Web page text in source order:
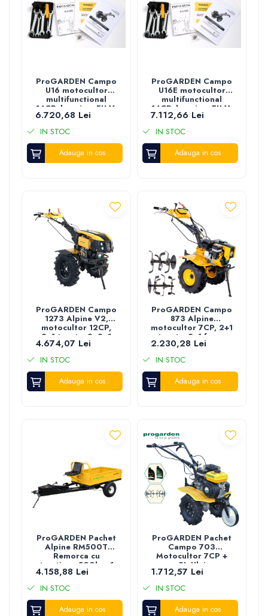
ProGARDEN Campo
U16 motocultor
multifunctional
14CP, benzina, EU V,
pornire la sfoara,
3+2 viteze, reductor
6.720,68 Lei
IN STOC
Adauga in cos
ProGARDEN Campo
U16E motocultor
multifunctional
14CP, benzina, EU V,
pornire electrica,
3+2 viteze, reductor
7.112,66 Lei
IN STOC
Adauga in cos
ProGARDEN Campo
1273 Alpine V2,
motocultor 12CP,
2+1 trepte, 2+2+1
freze, roti 6.00-12,
diesel, EU V, pornire
electrica, 2 prize
putere
4.674,07 Lei
IN STOC
Adauga in cos
ProGARDEN Campo
873 Alpine
motocultor 7CP, 2+1
trepte, 2+1 freze,
benzina, roti ATV, 2
prize putere
2.230,28 Lei
IN STOC
Adauga in cos
ProGARDEN Pachet
Alpine RM500T
Remorca cu
tractiune 500kg, 1
osie, prindere bolt
pentru motocultor,
roti 19x7-8 si set
manicoti Adaptiv 3
in 1 S
4.158,88 Lei
IN STOC
Adauga in cos
ProGARDEN Pachet
Campo 703
Motocultor 7CP +
2L Ulei
1.712,57 Lei
IN STOC
Adauga in cos